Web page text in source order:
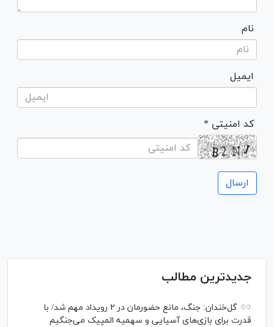
نام
ایمیل
* کد امنیتی
جدیدترین مطالب
گل‌خندان: جنگ، مانع حضورمان در ۲ رویداد مهم شد/ با
قدرت برای بازی‌های آسیایی و سهمیه المپیک می‌جنگیم